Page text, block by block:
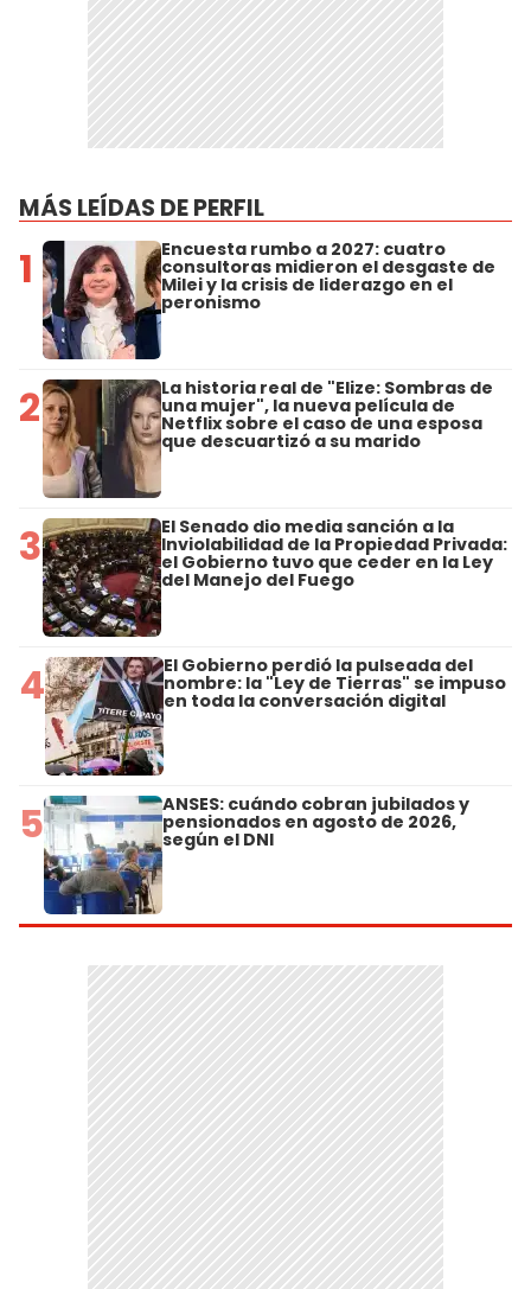
MÁS LEÍDAS DE PERFIL
1 Encuesta rumbo a 2027: cuatro
consultoras midieron el desgaste de
Milei y la crisis de liderazgo en el
peronismo
2 La historia real de "Elize: Sombras de
una mujer", la nueva película de
Netflix sobre el caso de una esposa
que descuartizó a su marido
3 El Senado dio media sanción a la
Inviolabilidad de la Propiedad Privada:
el Gobierno tuvo que ceder en la Ley
del Manejo del Fuego
4 El Gobierno perdió la pulseada del
nombre: la "Ley de Tierras" se impuso
en toda la conversación digital
5 ANSES: cuándo cobran jubilados y
pensionados en agosto de 2026,
según el DNI